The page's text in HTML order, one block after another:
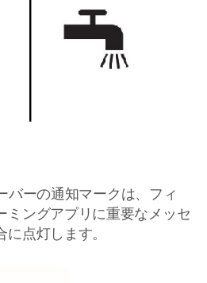
バーの通知マークは、フィ
ミングアプリに重要なメッセ
点灯します。